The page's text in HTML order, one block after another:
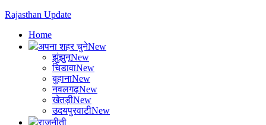
Rajasthan Update
Home
अपना शहर चुनेNew
झुंझुनूNew
चिडावाNew
बुहानाNew
नवलगढ़New
खेतड़ीNew
उदयपुरवाटीNew
राजनीती